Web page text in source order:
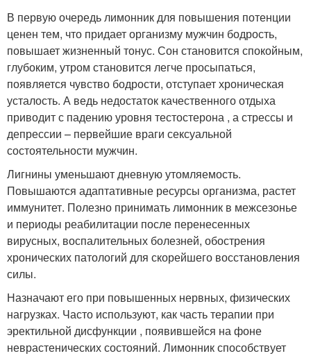
В первую очередь лимонник для повышения потенции
ценен тем, что придает организму мужчин бодрость,
повышает жизненный тонус. Сон становится спокойным,
глубоким, утром становится легче просыпаться,
появляется чувство бодрости, отступает хроническая
усталость. А ведь недостаток качественного отдыха
приводит с падению уровня тестостерона , а стрессы и
депрессии – первейшие враги сексуальной
состоятельности мужчин.
Лигнины уменьшают дневную утомляемость.
Повышаются адаптативные ресурсы организма, растет
иммунитет. Полезно принимать лимонник в межсезонье
и периоды реабилитации после перенесенных
вирусных, воспалительных болезней, обострения
хронических патологий для скорейшего восстановления
силы.
Назначают его при повышенных нервных, физических
нагрузках. Часто используют, как часть терапии при
эректильной дисфункции , появившейся на фоне
неврастенических состояний. Лимонник способствует